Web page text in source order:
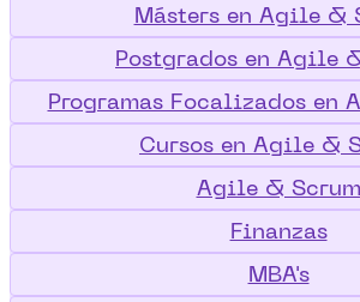
Másters en Agile &
Postgrados en Agile
Programas Focalizados en
Cursos en Agile &
Agile & Scrum
Finanzas
MBA's